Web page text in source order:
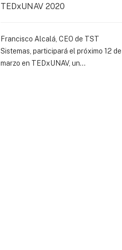
TEDxUNAV 2020
Francisco Alcalá, CEO de TST
Sistemas, participará el próximo 12 de
marzo en TEDxUNAV, un...